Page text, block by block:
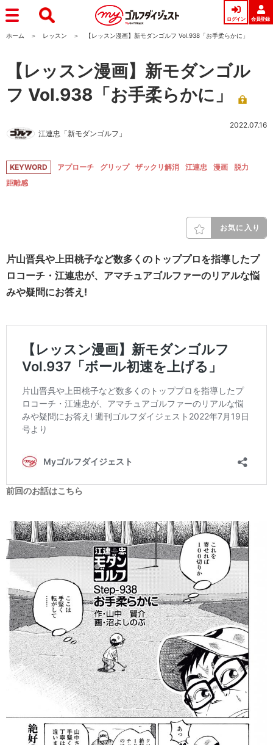
ログイン 会員登録
ホーム レッスン 【レッスン漫画】新モダンゴルフ Vol.938「お手柔らかに」
【レッスン漫画】新モダンゴル
フ Vol.938「お手柔らかに」
江連忠「新モダンゴルフ」
2022.07.16
KEYWORD アプローチ グリップ ザックリ解消 江連忠 漫画
脱力
距離感
お気に入り
片山晋呉や上田桃子など数多くのトッププロを指導したプ
ロコーチ・江連忠が、アマチュアゴルファーのリアルな悩
みや疑問にお答え!
前回のお話はこちら